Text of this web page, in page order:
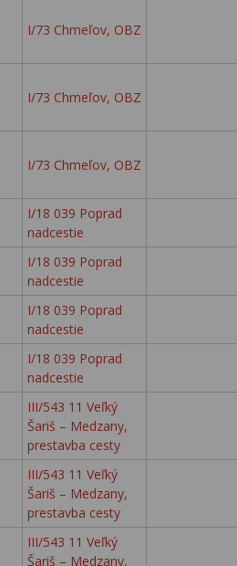
I/73 Chmeľov, OBZ
I/73 Chmeľov, OBZ
I/73 Chmeľov, OBZ
I/18 039 Poprad
nadcestie
I/18 039 Poprad
nadcestie
I/18 039 Poprad
nadcestie
I/18 039 Poprad
nadcestie
III/543 11 Veľký
Šariš – Medzany,
prestavba cesty
III/543 11 Veľký
Šariš – Medzany,
prestavba cesty
III/543 11 Veľký
Šariš – Medzany,